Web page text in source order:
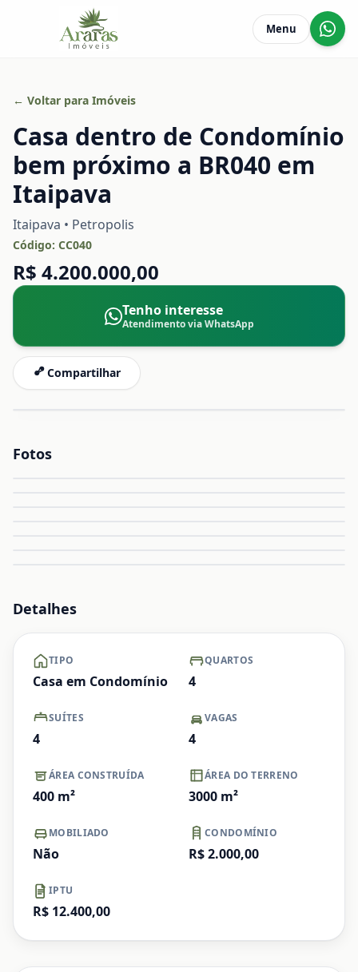
Menu
← Voltar para Imóveis
Casa dentro de Condomínio
bem próximo a BR040 em
Itaipava
Itaipava • Petropolis
Código: CC040
R$ 4.200.000,00
Tenho interesse
Atendimento via WhatsApp
Compartilhar
Fotos
Detalhes
TIPO
Casa em Condomínio
QUARTOS
4
SUÍTES
4
VAGAS
4
ÁREA CONSTRUÍDA
400 m²
ÁREA DO TERRENO
3000 m²
MOBILIADO
Não
CONDOMÍNIO
R$ 2.000,00
IPTU
R$ 12.400,00